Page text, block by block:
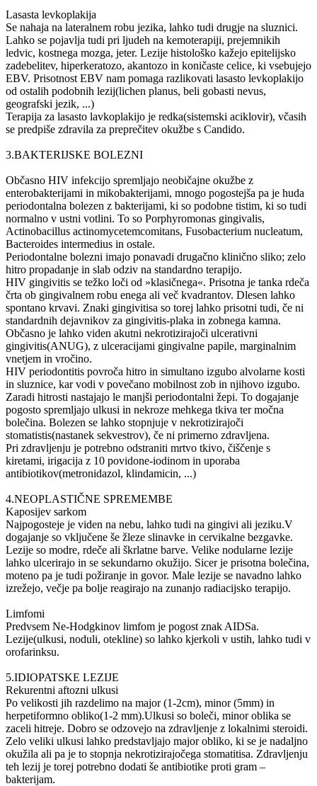
Lasasta levkoplakija
Se nahaja na lateralnem robu jezika, lahko tudi drugje na sluznici.
Lahko se pojavlja tudi pri ljudeh na kemoterapiji, prejemnikih
ledvic, kostnega mozga, jeter. Lezije histološko kažejo epitelijsko
zadebelitev, hiperkeratozo, akantozo in koničaste celice, ki vsebujejo
EBV. Prisotnost EBV nam pomaga razlikovati lasasto levkoplakijo
od ostalih podobnih lezij(lichen planus, beli gobasti nevus,
geografski jezik, ...)
Terapija za lasasto lavkoplakijo je redka(sistemski aciklovir), včasih
se predpiše zdravila za preprečitev okužbe s Candido.
3.BAKTERIJSKE BOLEZNI
Občasno HIV infekcijo spremljajo neobičajne okužbe z
enterobakterijami in mikobakterijami, mnogo pogostejša pa je huda
periodontalna bolezen z bakterijami, ki so podobne tistim, ki so tudi
normalno v ustni votlini. To so Porphyromonas gingivalis,
Actinobacillus actinomycetemcomitans, Fusobacterium nucleatum,
Bacteroides intermedius in ostale.
Periodontalne bolezni imajo ponavadi drugačno klinično sliko; zelo
hitro propadanje in slab odziv na standardno terapijo.
HIV gingivitis se težko loči od »klasičnega«. Prisotna je tanka rdeča
črta ob gingivalnem robu enega ali več kvadrantov. Dlesen lahko
spontano krvavi. Znaki gingivitisa so torej lahko prisotni tudi, če ni
standardnih dejavnikov za gingivitis-plaka in zobnega kamna.
Občasno je lahko viden akutni nekrotizirajoči ulcerativni
gingivitis(ANUG), z ulceracijami gingivalne papile, marginalnim
vnetjem in vročino.
HIV periodontitis povroča hitro in simultano izgubo alvolarne kosti
in sluznice, kar vodi v povečano mobilnost zob in njihovo izgubo.
Zaradi hitrosti nastajajo le manjši periodontalni žepi. To dogajanje
pogosto spremljajo ulkusi in nekroze mehkega tkiva ter močna
bolečina. Bolezen se lahko stopnjuje v nekrotizirajoči
stomatistis(nastanek sekvestrov), če ni primerno zdravljena.
Pri zdravljenju je potrebno odstraniti mrtvo tkivo, čiščenje s
kiretami, irigacija z 10 povidone-iodinom in uporaba
antibiotikov(metronidazol, klindamicin, ...)
4.NEOPLASTIČNE SPREMEMBE
Kaposijev sarkom
Najpogosteje je viden na nebu, lahko tudi na gingivi ali jeziku.V
dogajanje so vključene še žleze slinavke in cervikalne bezgavke.
Lezije so modre, rdeče ali škrlatne barve. Velike nodularne lezije
lahko ulcerirajo in se sekundarno okužijo. Sicer je prisotna bolečina,
moteno pa je tudi požiranje in govor. Male lezije se navadno lahko
izrežejo, večje pa bolje reagirajo na zunanjo radiacijsko terapijo.
Limfomi
Predvsem Ne-Hodgkinov limfom je pogost znak AIDSa.
Lezije(ulkusi, noduli, otekline) so lahko kjerkoli v ustih, lahko tudi v
orofarinksu.
5.IDIOPATSKE LEZIJE
Rekurentni aftozni ulkusi
Po velikosti jih razdelimo na major (1-2cm), minor (5mm) in
herpetiformno obliko(1-2 mm).Ulkusi so boleči, minor oblika se
zaceli hitreje. Dobro se odzovejo na zdravljenje z lokalnimi steroidi.
Zelo veliki ulkusi lahko predstavljajo major obliko, ki se je nadaljno
okužila ali pa je to stopnja nekrotizirajočega stomatitisa. Zdravljenju
teh lezij je torej potrebno dodati še antibiotike proti gram –
bakterijam.